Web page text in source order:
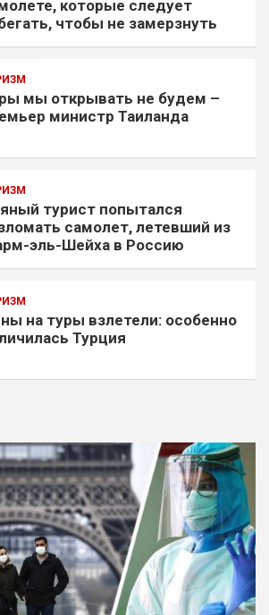
которые следует
чтобы не замерзнуть
мы открывать не будем –
министр Таиланда
турист попытался
самолет, летевший из
эль-Шейха в Россию
на туры взлетели: особенно
Турция